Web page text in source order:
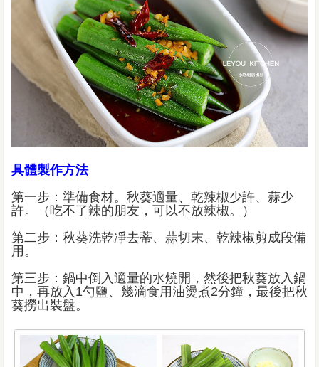
具體製作方法
第一步：準備食材。秋葵適量、乾辣椒少許、蒜少
許。（吃不了辣的朋友，可以不放辣椒。）
第二步：秋葵洗乾凈去蒂、蒜切末、乾辣椒剪成段備
用。
第三步：鍋中倒入適量的水燒開，然後把秋葵放入鍋
中，再放入1勺鹽、幾滴食用油燙煮2分鐘，最後把秋
葵撈出裝盤。